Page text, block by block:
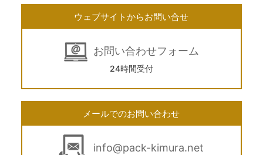
ウェブサイトからお問い合せ
お問い合わせフォーム
24時間受付
メールでのお問い合わせ
info@pack-kimura.net